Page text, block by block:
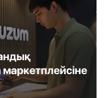
маркетплейсіне